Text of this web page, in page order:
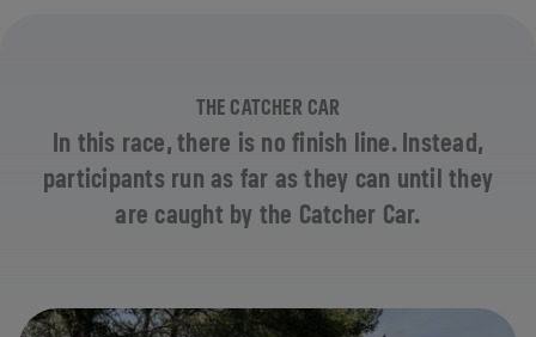
THE CATCHER CAR
In this race, there is no finish line. Instead,
participants run as far as they can until they
are caught by the Catcher Car.